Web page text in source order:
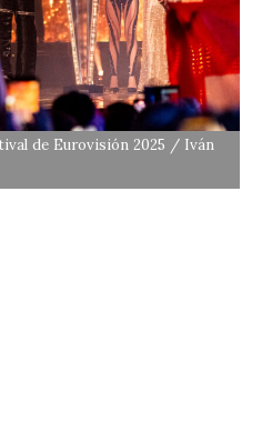
de Eurovisión 2025 / Iván